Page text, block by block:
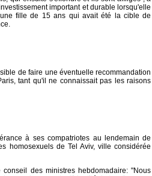
important et durable lorsqu'elle
fille de 15 ans qui avait été la cible de
de faire une éventuelle recommandation
tant qu'il ne connaissait pas les raisons
à ses compatriotes au lendemain de
homosexuels de Tel Aviv, ville considérée
des ministres hebdomadaire: "Nous